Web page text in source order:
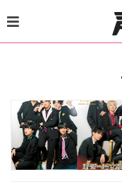
to
content